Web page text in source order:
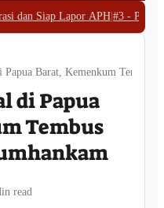
-Polda Papua Barat Bongkar
Papua Barat, Kemenkum Tembus
di Papua
Tembus
read